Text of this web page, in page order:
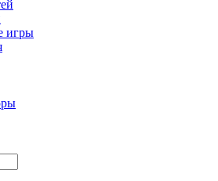
игры